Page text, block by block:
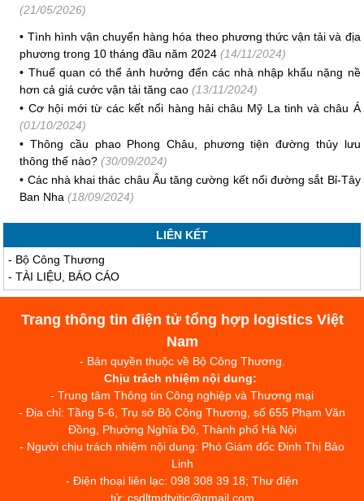
(21/05/2026)
• Tình hình vận chuyển hàng hóa theo phương thức vận tải và địa
phương trong 10 tháng đầu năm 2024 (14/11/2024)
• Thuế quan có thể ảnh hưởng đến các nhà nhập khẩu nặng nề
hơn cả giá cước vận tải tăng cao (13/11/2024)
• Cơ hội mới từ các kết nối hàng hải châu Mỹ La tinh và châu Á
(01/10/2024)
•Thông cầu phao Phong Châu, phương tiện đường thủy lưu
thông thế nào? (30/09/2024)
• Các nhà khai thác châu Âu tăng cường kết nối đường sắt Bỉ-Tây
Ban Nha (18/09/2024)
LIÊN KẾT
- Bộ Công Thương
-TÀI LIỆU, BÁO CÁO
Trang thông tin điện tử tổng hợp logistics Việt
Nam
- Bản quyền thuộc về Bộ Công Thương.
Chịu trách nhiệm nội dung:
- Trung tâm Thông tin Công nghiệp và Thương mại
- Địa chỉ: Tầng 5-6, Trụ sở Bộ Công Thương, số 655 Phạm Văn
Đồng, Phường Nghĩa Đô, Thành phố Hà Nội
- Người chịu trách nhiệm nội dung: Phó Giám đốc Đinh Thị Bảo
Linh
- Điện thoại liên lạc: 098 308 39 18; Thư điện
tử: csdltmdtvitic@gmail.com